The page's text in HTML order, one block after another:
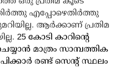
എപ്പോഴെതിര്‍ത്തു
ആര്‍ക്കാണ് പ്രതിമ
25 കോടി കാറിന്റെ
മാത്രം സാമ്പത്തിക
രണ്ട് സെന്റ് സ്ഥലം